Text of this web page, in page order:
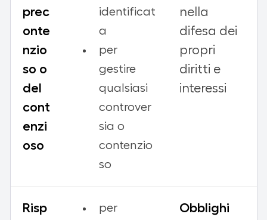
prec
onte
nzio
so o
del
cont
enzi
oso
identificat
a
per
gestire
qualsiasi
controver
sia o
contenzio
so
nella
difesa dei
propri
diritti e
interessi
Risp
per
Obblighi